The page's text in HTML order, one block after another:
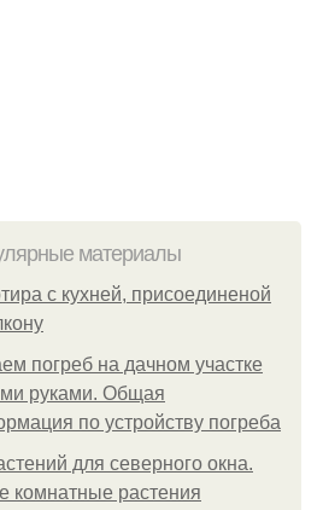
материалы
с кухней, присоединеной
погреб на дачном участке
руками. Общая
по устройству погреба
для северного окна.
комнатные растения